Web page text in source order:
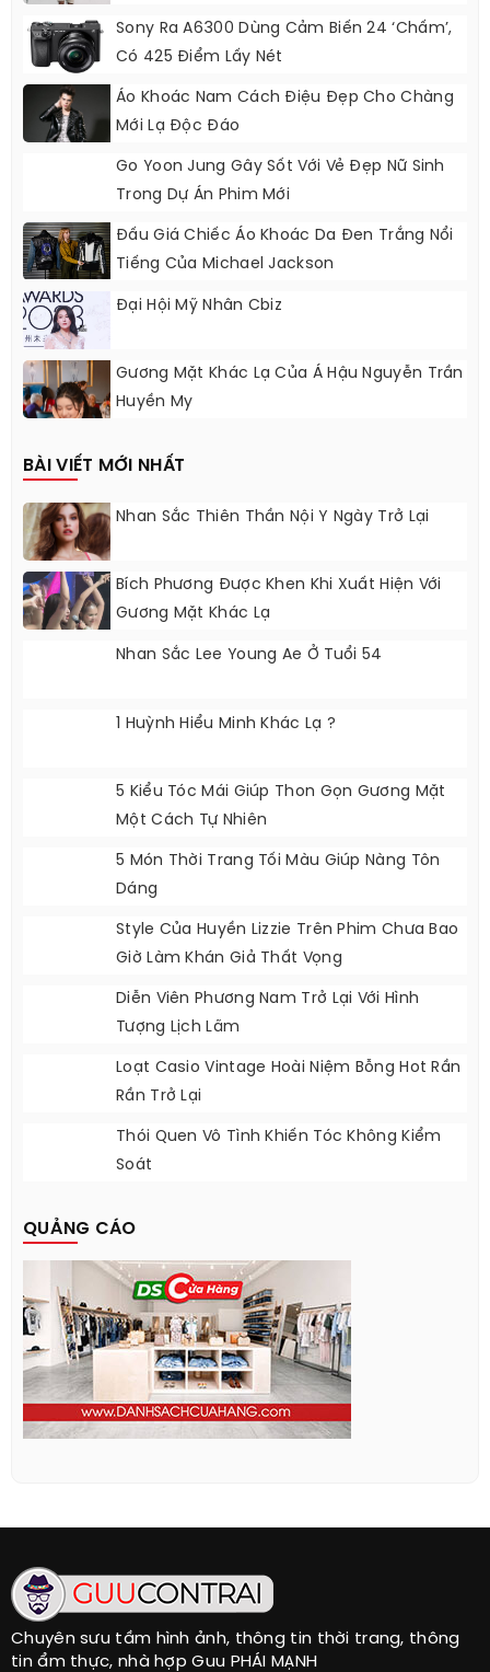
Sony Ra A6300 Dùng Cảm Biến 24 ‘chấm’,
Có 425 Điểm Lấy Nét
Áo Khoác Nam Cách Điệu Đẹp Cho Chàng
Mới Lạ Độc Đáo
Go Yoon Jung Gây Sốt Với Vẻ Đẹp Nữ Sinh
Trong Dự Án Phim Mới
Đấu Giá Chiếc Áo Khoác Da Đen Trắng Nổi
Tiếng Của Michael Jackson
Đại Hội Mỹ Nhân Cbiz
Gương Mặt Khác Lạ Của Á Hậu Nguyễn Trần
Huyền My
BÀI VIẾT MỚI NHẤT
Nhan Sắc Thiên Thần Nội Y Ngày Trở Lại
Bích Phương Được Khen Khi Xuất Hiện Với
Gương Mặt Khác Lạ
Nhan Sắc Lee Young Ae Ở Tuổi 54
1 Huỳnh Hiểu Minh Khác Lạ ?
5 Kiểu Tóc Mái Giúp Thon Gọn Gương Mặt
Một Cách Tự Nhiên
5 Món Thời Trang Tối Màu Giúp Nàng Tôn
Dáng
Style Của Huyền Lizzie Trên Phim Chưa Bao
Giờ Làm Khán Giả Thất Vọng
Diễn Viên Phương Nam Trở Lại Với Hình
Tượng Lịch Lãm
Loạt Casio Vintage Hoài Niệm Bỗng Hot Rần
Rần Trở Lại
Thói Quen Vô Tình Khiến Tóc Không Kiểm
Soát
QUẢNG CÁO
Chuyên sưu tầm hình ảnh, thông tin thời trang, thông
tin ẩm thực, nhà hợp Guu PHÁI MẠNH